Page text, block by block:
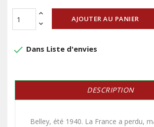
AJOUTER AU PANIER
done Dans Liste d'envies
DESCRIPTION
Belley, été 1940. La France a perdu,